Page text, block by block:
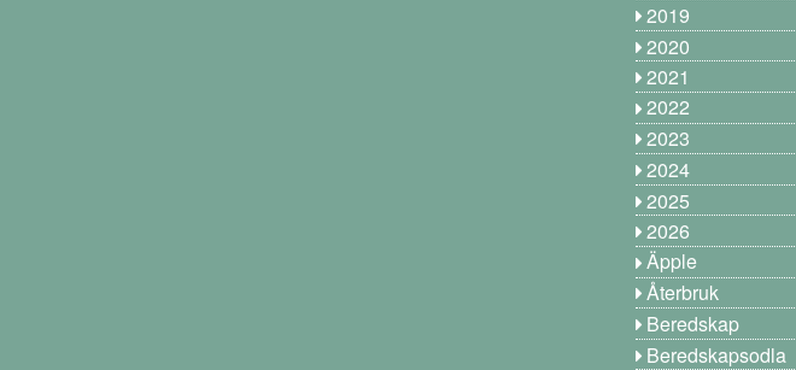
2019
2020
2021
2022
2023
2024
2025
2026
Äpple
Återbruk
Beredskap
Beredskapsodla